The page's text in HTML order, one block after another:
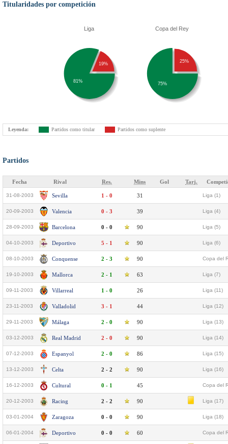
Titularidades por competición
Liga
81%
19%
Copa del Rey
75%
25%
Leyenda: Partidos como titular Partidos como suplente
Partidos
Fecha Rival Res. Mins Gol Tarj.
31-08-2003 Sevilla 1 - 0 31 Liga (1)
20-09-2003 Valencia 0 - 3 39 Liga (4)
28-09-2003 Barcelona 0 - 0 90 Liga (5)
04-10-2003 Deportivo 5 - 1 90 Liga (6)
08-10-2003 Conquense 2 - 3 90 Copa del
19-10-2003 Mallorca 2 - 1 63 Liga (7)
09-11-2003 Villarreal 1 - 0 26 Liga (11)
23-11-2003 Valladolid 3 - 1 44 Liga (12)
29-11-2003 Málaga 2 - 0 90 Liga (13)
03-12-2003 Real Madrid 2 - 0 90 Liga (14)
07-12-2003 Espanyol 2 - 0 86 Liga (15)
13-12-2003 Celta 2 - 2 90 Liga (16)
16-12-2003 Cultural 0 - 1 45 Copa del
20-12-2003 Racing 2 - 2 90 Liga (17)
03-01-2004 Zaragoza 0 - 0 90 Liga (18)
06-01-2004 Deportivo 0 - 0 60 Copa del